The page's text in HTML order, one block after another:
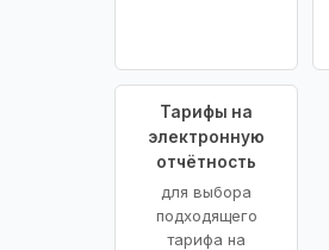
Тарифы на
электронную
отчётность
для выбора
подходящего
тарифа на